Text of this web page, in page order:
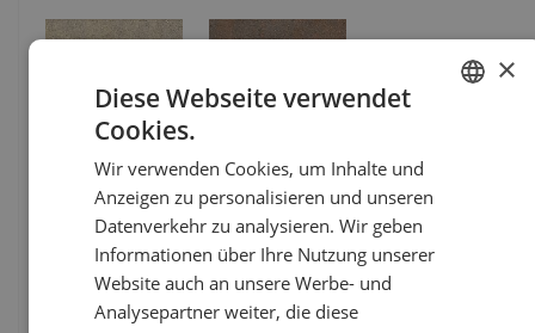
Sahara Terracotta
×
Diese Webseite verwendet
Cookies.
Wir verwenden Cookies, um Inhalte und
Anzeigen zu personalisieren und unseren
Datenverkehr zu analysieren. Wir geben
Informationen über Ihre Nutzung unserer
Website auch an unsere Werbe- und
Analysepartner weiter, die diese